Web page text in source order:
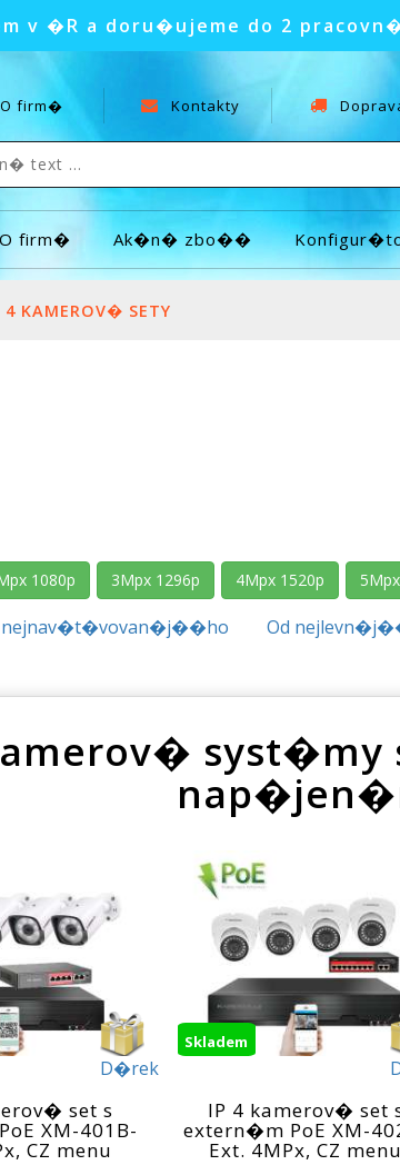
v �R a doru�ujeme do 2
O firm� Kontakty
O firm� Ak�n� zbo��
4 KAMEROV� SETY
1080p 3Mpx 1296p 4Mpx 1520p
nejnav�t�vovan�j��ho Od
syst�my
D�rek
set s
XM-401B-
CZ menu
Skladem
IP 4 kamerov� set
extern�m PoE XM-
Ext. 4MPx, CZ menu